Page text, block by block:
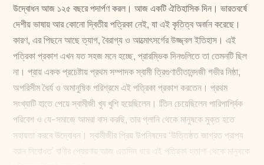
উদ্বোধন আজ ১২৫ বছরে পদার্পণ করল। আজ একটি ঐতিহাসিক দিন। ভারতবর্ষে
দেশীয় ভাষায় আর কোনো দ্বিতীয় পত্রিকা নেই, যা এই কৃতিত্ব অর্জন করেছে।
কারণ, এর পিছনে আছে ত্যাগ, বৈরাগ্য ও আত্মোৎসর্গের উজ্জ্বল ইতিহাস। এই
পত্রিকা প্রকাশ এখন যত সহজ মনে হচ্ছে, প্রারম্ভিক দিনগুলিতে তা তেমনটি ছিল
না। প্রায় একক প্রচেষ্টায় প্রথম সম্পাদক স্বামী ত্রিগুণাতীতানন্দজী গভীর নিষ্ঠা,
অপরিসীম ধৈর্য ও অমানুষিক পরিশ্রমে এই পত্রিকা প্রকাশ করতেন। প্রথম
সংখ্যাটি হাতে পেয়ে স্বামীজী খুব খুশি হয়েছিলেন। তিিন চেয়েছিলেন পারিপার্শ্বিক
পরিবেশ ও যে-সমাজে আমরা বাস করছি, তার গ্লানি থেকে মানুষকে মুক্ত হতে
সহায়তা করবে উদ্বোধন। স্বামীজীর প্রিয় উপনিষদের ‘উত্তিষ্ঠত জাগ্রত প্রাপ্য
বরান্‌ নিবোধত’ বাণীর প্রেরণায় আজ এতদিন ধরে এই পত্রিকা হতাশা থেকে মানুষকে